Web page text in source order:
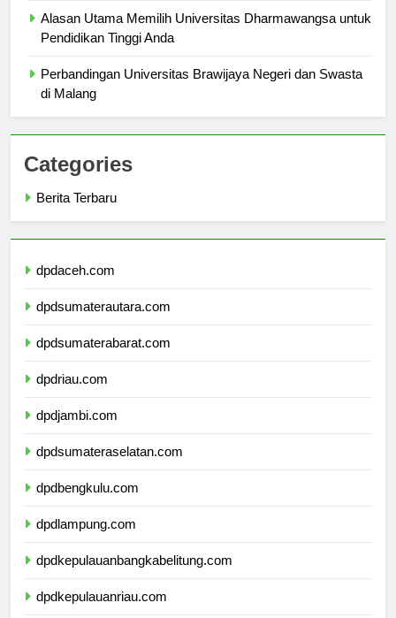
Alasan Utama Memilih Universitas Dharmawangsa untuk
Perbandingan Universitas Brawijaya Negeri dan Swasta
Categories